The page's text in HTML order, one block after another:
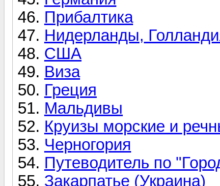
Прибалтика
Нидерланды,
США
Виза
Греция
Мальдивы
Круизы морские и
Черногория
Путеводитель по
Закарпатье (Украина)